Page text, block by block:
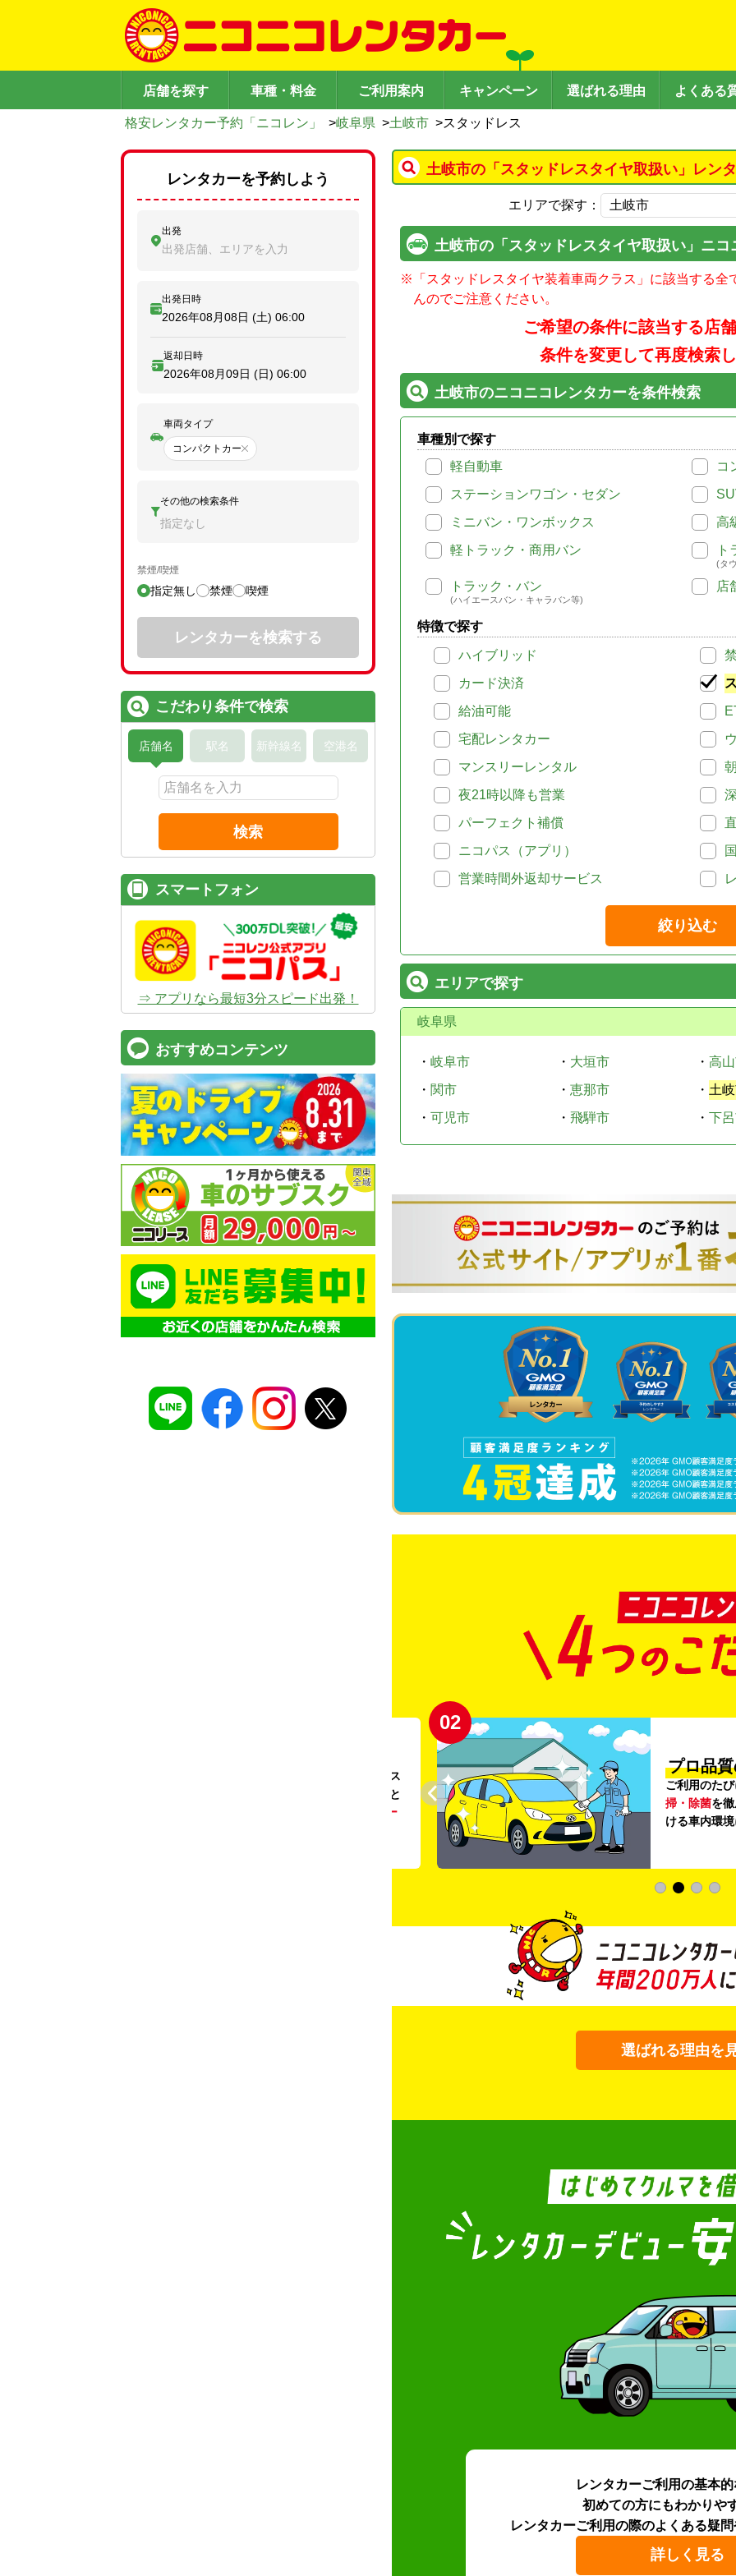
店舗を探す 車種・料金 ご利用案内 キャンペーン 選ばれる理由 よくある
格安レンタカー予約「ニコレン」 >岐阜県 >土岐市 >スタッドレス
土岐市の「スタッドレスタイヤ取扱い」レン
エリアで探す：
土岐市の「スタッドレスタイヤ取扱い」ニ
※
「スタッドレスタイヤ装着車両クラス」に該当する
んのでご注意ください。
ご希望の条件に該当する店
条件を変更して再度検索
土岐市のニコニコレンタカーを条件検索
車種別で探す
軽自動車
コ
ステーションワゴン・セダン
ミニバン・ワンボックス
高
軽トラック・商用バン
ト
(タ
トラック・バン
(ハイエースバン・キャラバン等)
店
特徴で探す
ハイブリッド
カード決済
給油可能
宅配レンタカー
マンスリーレンタル
夜21時以降も営業
パーフェクト補償
ニコパス（アプリ）
営業時間外返却サービス
絞り込む
エリアで探す
岐阜県
・ 岐阜市 ・ 大垣市 ・ 高
・ 関市 ・ 恵那市 ・ 土
・ 可児市 ・ 飛騨市 ・ 下
。ガソリンス
タンドや整備工場の既存インフラを活用すること
リー
02
プロ品
ご利用のた
掃・除菌を
ける車内環
選ばれる理由を
レンタカーご利用の基本
初めての方にもわかりや
レンタカーご利用の際のよくある疑問
詳しく見る
レンタカーを予約しよう
出発
出発店舗、エリアを入力
出発日時
2026年08月08日 (土) 06:00
返却日時
2026年08月09日 (日) 06:00
車両タイプ
コンパクトカー
その他の検索条件
指定なし
禁煙/喫煙
指定無し 禁煙 喫煙
レンタカーを検索する
こだわり条件で検索
店舗名 駅名 新幹線名 空港名
検索
スマートフォン
⇒ アプリなら最短3分スピード出発！
おすすめコンテンツ